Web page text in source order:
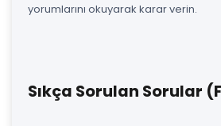
yorumlarını okuyarak karar verin.
Sıkça Sorulan Sorular